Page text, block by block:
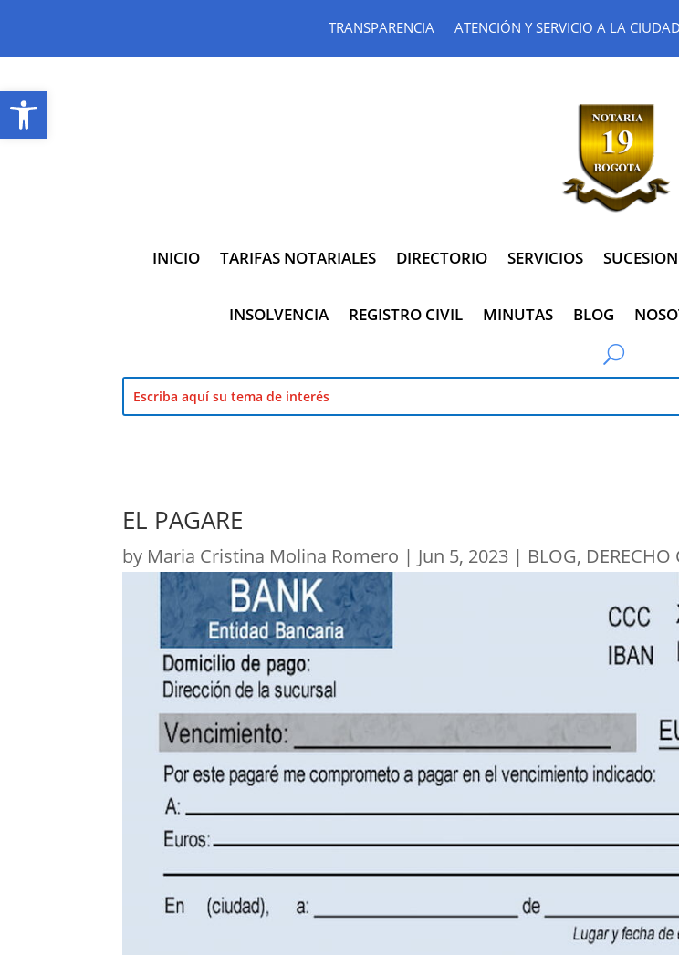
Abrir barra de herramientas
TRANSPARENCIA ATENCIÓN Y SERVICIO A LA
INICIO TARIFAS NOTARIALES DIRECTORIO SERVICIOS
INSOLVENCIA REGISTRO CIVIL MINUTAS BLOG
EL PAGARE
by Maria Cristina Molina Romero | Jun 5, 2023 | BLOG, DERECHO